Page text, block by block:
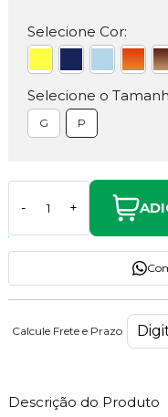
Selecione Cor:
Selecione o
G P
- +
Calcule Frete e Prazo
Descrição do Produto